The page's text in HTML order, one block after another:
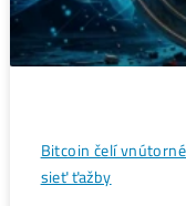
ČÍTAŤ VIAC »
ČLÁNKY